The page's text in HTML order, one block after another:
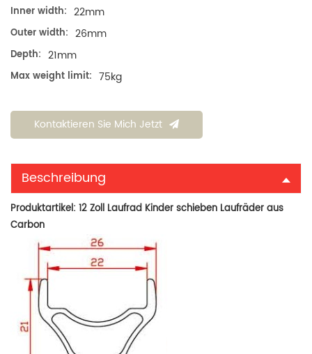
Inner width: 22mm
Outer width: 26mm
Depth: 21mm
Max weight limit: 75kg
Kontaktieren Sie Mich Jetzt
Beschreibung
Produktartikel: 12 Zoll Laufrad Kinder schieben Laufräder aus
Carbon